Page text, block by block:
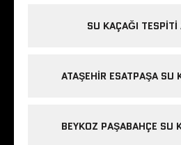
SU KAÇAĞI TESPITI
ATAŞEHIR ESATPAŞA SU
BEYKOZ PAŞABAHÇE SU